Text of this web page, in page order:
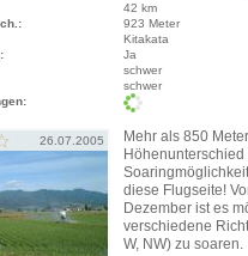
42 km
923 Meter
Kitakata
Ja
schwer
schwer
26.07.2005
Mehr als 850 Meter
diese Flugseite!
Dezember ist es
verschiedene
W, NW) zu soaren.